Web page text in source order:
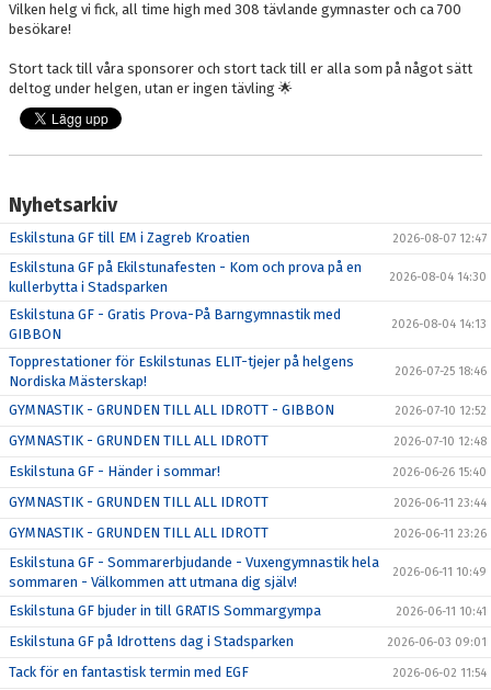
Vilken helg vi fick, all time high med 308 tävlande gymnaster och ca 700
besökare!
Stort tack till våra sponsorer och stort tack till er alla som på något sätt
deltog under helgen, utan er ingen tävling 🌟
Nyhetsarkiv
Eskilstuna GF till EM i Zagreb Kroatien 2026-08-07 12:47
Eskilstuna GF på Ekilstunafesten - Kom och prova på en
kullerbytta i Stadsparken
2026-08-04 14:30
Eskilstuna GF - Gratis Prova-På Barngymnastik med
GIBBON
2026-08-04 14:13
Topprestationer för Eskilstunas ELIT-tjejer på helgens
Nordiska Mästerskap!
2026-07-25 18:46
GYMNASTIK - GRUNDEN TILL ALL IDROTT - GIBBON 2026-07-10 12:52
GYMNASTIK - GRUNDEN TILL ALL IDROTT 2026-07-10 12:48
Eskilstuna GF - Händer i sommar! 2026-06-26 15:40
GYMNASTIK - GRUNDEN TILL ALL IDROTT 2026-06-11 23:44
GYMNASTIK - GRUNDEN TILL ALL IDROTT 2026-06-11 23:26
Eskilstuna GF - Sommarerbjudande - Vuxengymnastik hela
sommaren - Välkommen att utmana dig själv!
2026-06-11 10:49
Eskilstuna GF bjuder in till GRATIS Sommargympa 2026-06-11 10:41
Eskilstuna GF på Idrottens dag i Stadsparken 2026-06-03 09:01
Tack för en fantastisk termin med EGF 2026-06-02 11:54